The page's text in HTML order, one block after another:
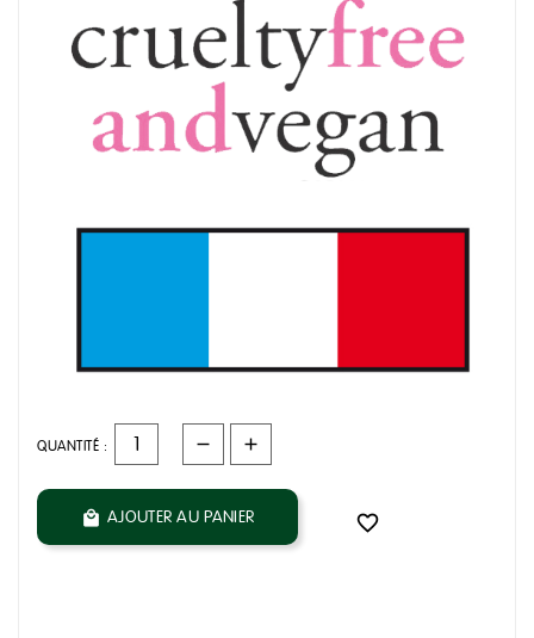
QUANTITÉ :
 AJOUTER AU PANIER 